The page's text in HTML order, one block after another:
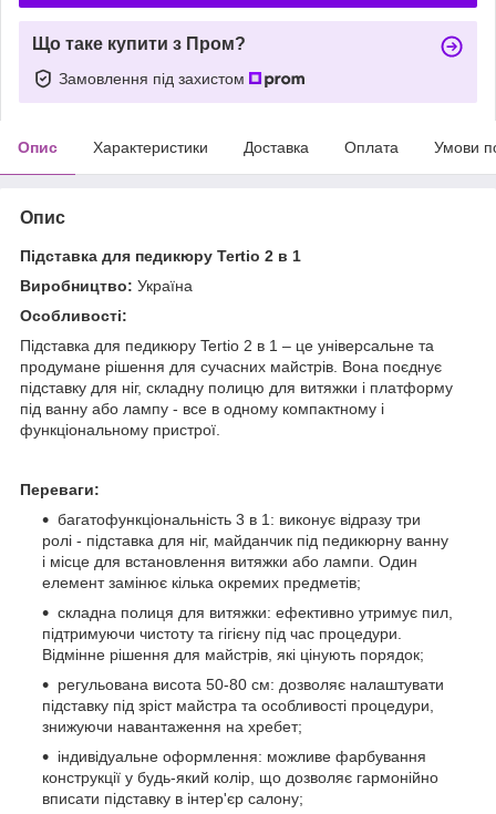
Що таке купити з Пром?
Замовлення під захистом
Опис Характеристики Доставка Оплата Умови
Опис
Підставка для педикюру Tertio 2 в 1
Виробництво: Україна
Особливості:
Підставка для педикюру Tertio 2 в 1 – це універсальне та
продумане рішення для сучасних майстрів. Вона поєднує
підставку для ніг, складну полицю для витяжки і платформу
під ванну або лампу - все в одному компактному і
функціональному пристрої.
Переваги:
багатофункціональність 3 в 1: виконує відразу три
ролі - підставка для ніг, майданчик під педикюрну ванну
і місце для встановлення витяжки або лампи. Один
елемент замінює кілька окремих предметів;
складна полиця для витяжки: ефективно утримує пил,
підтримуючи чистоту та гігієну під час процедури.
Відмінне рішення для майстрів, які цінують порядок;
регульована висота 50-80 см: дозволяє налаштувати
підставку під зріст майстра та особливості процедури,
знижуючи навантаження на хребет;
індивідуальне оформлення: можливе фарбування
конструкції у будь-який колір, що дозволяє гармонійно
вписати підставку в інтер'єр салону;